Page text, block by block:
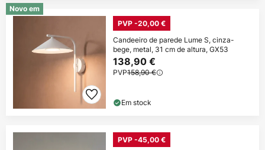
Novo em
PVP -20,00 €
Candeeiro de parede Lume S, cinza-
bege, metal, 31 cm de altura, GX53
138,90 €
PVP158,90 €
Em stock
PVP -45,00 €